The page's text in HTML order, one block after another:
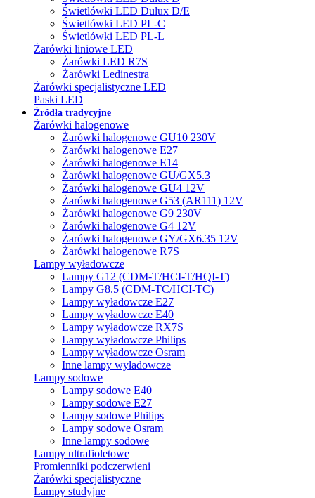
Świetlówki LED Dulux D/E
Świetlówki LED PL-C
Świetlówki LED PL-L
Żarówki liniowe LED
Żarówki LED R7S
Żarówki Ledinestra
Żarówki specjalistyczne LED
Paski LED
Źródła tradycyjne
Żarówki halogenowe
Żarówki halogenowe GU10 230V
Żarówki halogenowe E27
Żarówki halogenowe E14
Żarówki halogenowe GU/GX5.3
Żarówki halogenowe GU4 12V
Żarówki halogenowe G53 (AR111) 12V
Żarówki halogenowe G9 230V
Żarówki halogenowe G4 12V
Żarówki halogenowe GY/GX6.35 12V
Żarówki halogenowe R7S
Lampy wyładowcze
Lampy G12 (CDM-T/HCI-T/HQI-T)
Lampy G8.5 (CDM-TC/HCI-TC)
Lampy wyładowcze E27
Lampy wyładowcze E40
Lampy wyładowcze RX7S
Lampy wyładowcze Philips
Lampy wyładowcze Osram
Inne lampy wyładowcze
Lampy sodowe
Lampy sodowe E40
Lampy sodowe E27
Lampy sodowe Philips
Lampy sodowe Osram
Inne lampy sodowe
Lampy ultrafioletowe
Promienniki podczerwieni
Żarówki specjalistyczne
Lampy studyjne